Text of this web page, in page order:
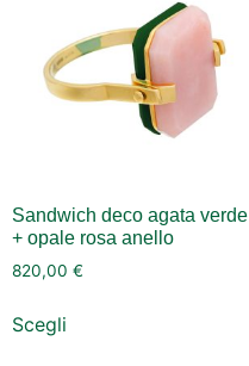
Sandwich deco agata verde
+ opale rosa anello
820,00 €
Scegli